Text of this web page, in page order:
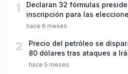
1
Declaran 32 fórmulas
inscripción para las
hace 6 meses
2
Precio del petróleo se
80 dólares tras ataques a
hace 5 meses